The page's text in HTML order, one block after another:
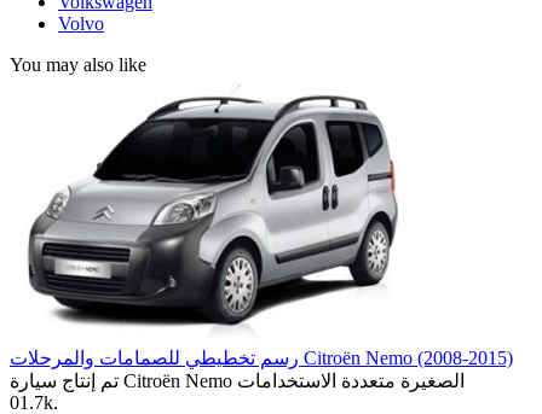
Volvo
You may also like
رسم تخطيطي للصمامات والمرحلات Citroën Nemo (2008-2015)
تم إنتاج سيارة Citroën Nemo الصغيرة متعددة الاستخدامات
01.7k.